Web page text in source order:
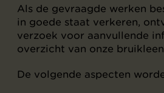
Als de gevraagde werken
in goede staat verkeren,
verzoek voor aanvullende
overzicht van onze
De volgende aspecten